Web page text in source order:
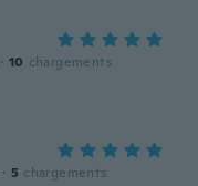
· 10 chargements
· 5 chargements